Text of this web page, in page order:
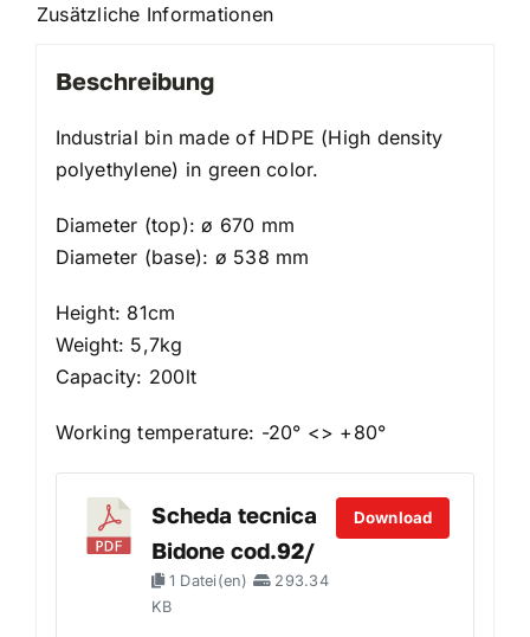
Zusätzliche Informationen
Beschreibung
Industrial bin made of HDPE (High density
polyethylene) in green color.
Diameter (top): ø 670 mm
Diameter (base): ø 538 mm
Height: 81cm
Weight: 5,7kg
Capacity: 200lt
Working temperature: -20° <> +80°
Scheda tecnica
Bidone cod.92/
1 Datei(en)
293.34
KB
Download